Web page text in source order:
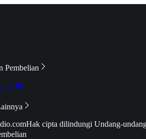
Pembelian
TV
Hak cipta dilindungi Undang-